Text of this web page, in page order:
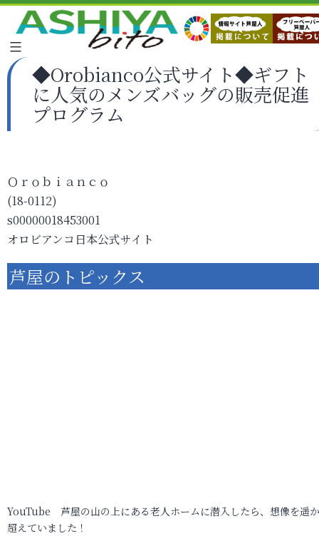
◆Orobianco公式サイト◆ギフト
に人気のメンズバッグの販売促進
プログラム
Ｏｒｏｂｉａｎｃｏ
(18-0112)
s00000018453001
オロビアンコ日本公式サイト
芦屋のトピックス
YouTube 芦屋の山の上にある老人ホームに潜入したら、想像を遥
超えていました！